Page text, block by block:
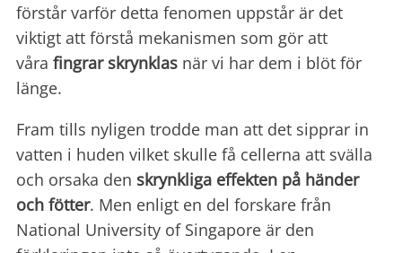
förstår varför detta fenomen uppstår är det
viktigt att förstå mekanismen som gör att
våra fingrar skrynklas när vi har dem i blöt för
länge.
Fram tills nyligen trodde man att det sipprar in
vatten i huden vilket skulle få cellerna att svälla
och orsaka den skrynkliga effekten på händer
och fötter. Men enligt en del forskare från
National University of Singapore är den